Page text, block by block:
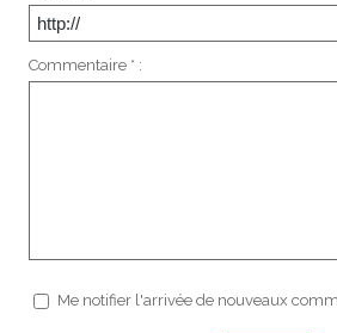
Commentaire * :
Me notifier l'arrivée de nouveaux